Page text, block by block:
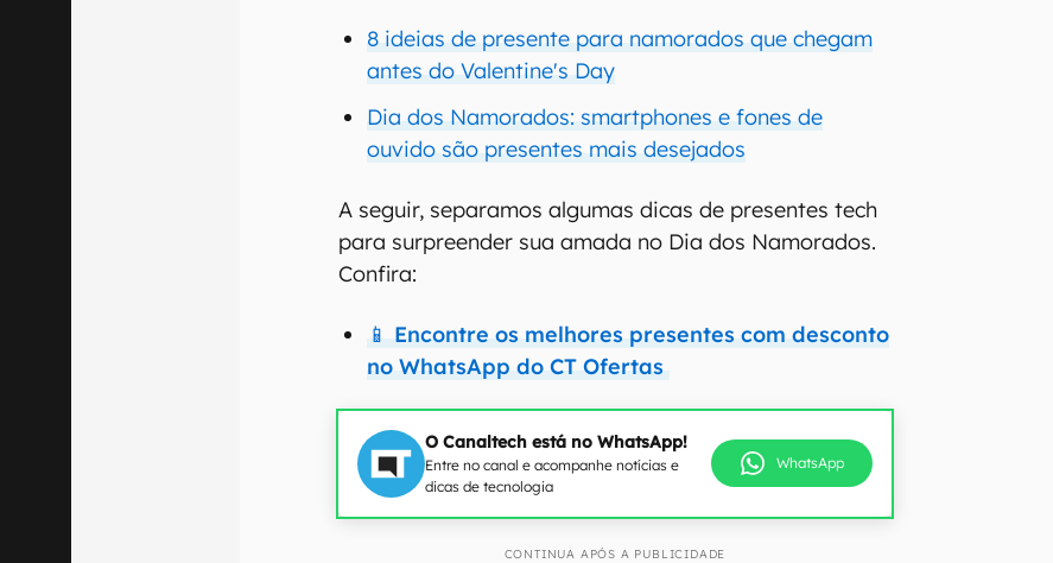
8 ideias de presente para namorados que chegam
antes do Valentine's Day
Dia dos Namorados: smartphones e fones de
ouvido são presentes mais desejados
A seguir, separamos algumas dicas de presentes tech
para surpreender sua amada no Dia dos Namorados.
Confira:
📱 Encontre os melhores presentes com desconto
no WhatsApp do CT Ofertas
O Canaltech está no WhatsApp!
Entre no canal e acompanhe notícias e
dicas de tecnologia
WhatsApp
CONTINUA APÓS A PUBLICIDADE